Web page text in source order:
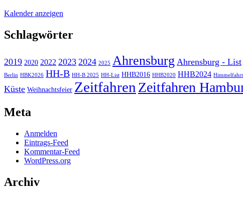
Kalender anzeigen
Schlagwörter
2019 2020 2022 2023 2024 2025 Ahrensburg Ahrensburg - List
Berlin HBK2026 HH-B HH-B 2025 HH-List HHB2016 HHB2020 HHB2024 Himmelfahrt
Küste Weihnachtsfeier Zeitfahren Zeitfahren
Meta
Anmelden
Eintrags-Feed
Kommentar-Feed
WordPress.org
Archiv